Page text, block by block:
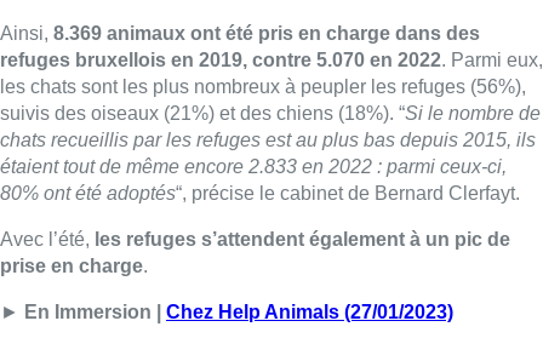
Ainsi, 8.369 animaux ont été pris en charge dans des
refuges bruxellois en 2019, contre 5.070 en 2022. Parmi eux,
les chats sont les plus nombreux à peupler les refuges (56%),
suivis des oiseaux (21%) et des chiens (18%). “Si le nombre de
chats recueillis par les refuges est au plus bas depuis 2015, ils
étaient tout de même encore 2.833 en 2022 : parmi ceux-ci,
80% ont été adoptés“, précise le cabinet de Bernard Clerfayt.
Avec l’été, les refuges s’attendent également à un pic de
prise en charge.
► En Immersion | Chez Help Animals (27/01/2023)